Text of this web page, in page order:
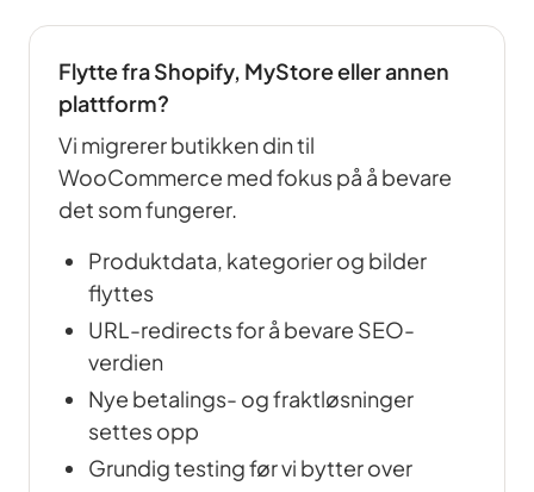
Flytte fra Shopify, MyStore eller annen
plattform?
Vi migrerer butikken din til
WooCommerce med fokus på å bevare
det som fungerer.
Produktdata, kategorier og bilder
flyttes
URL-redirects for å bevare SEO-
verdien
Nye betalings- og fraktløsninger
settes opp
Grundig testing før vi bytter over